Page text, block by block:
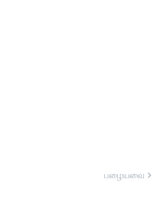
பழையவை